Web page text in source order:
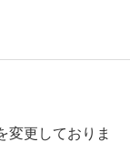
変更しておりま